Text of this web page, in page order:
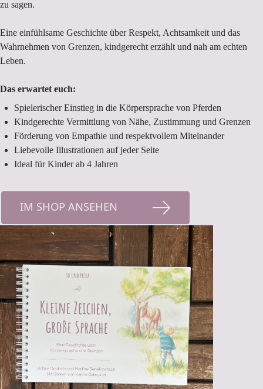
zu sagen.
Eine einfühlsame Geschichte über Respekt, Achtsamkeit und das
Wahrnehmen von Grenzen, kindgerecht erzählt und nah am echten
Leben.
Das erwartet euch:
Spielerischer Einstieg in die Körpersprache von Pferden
Kindgerechte Vermittlung von Nähe, Zustimmung und Grenzen
Förderung von Empathie und respektvollem Miteinander
Liebevolle Illustrationen auf jeder Seite
Ideal für Kinder ab 4 Jahren
IM SHOP ANSEHEN